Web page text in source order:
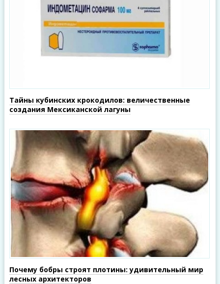
Тайны кубинских крокодилов: величественные
создания Мексиканской лагуны
Почему бобры строят плотины: удивительный мир
лесных архитекторов